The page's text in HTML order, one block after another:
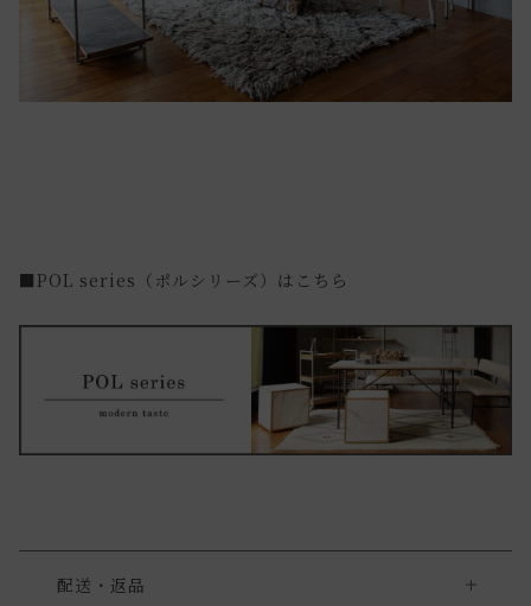
■POL series（ポルシリーズ）はこちら
配送・返品